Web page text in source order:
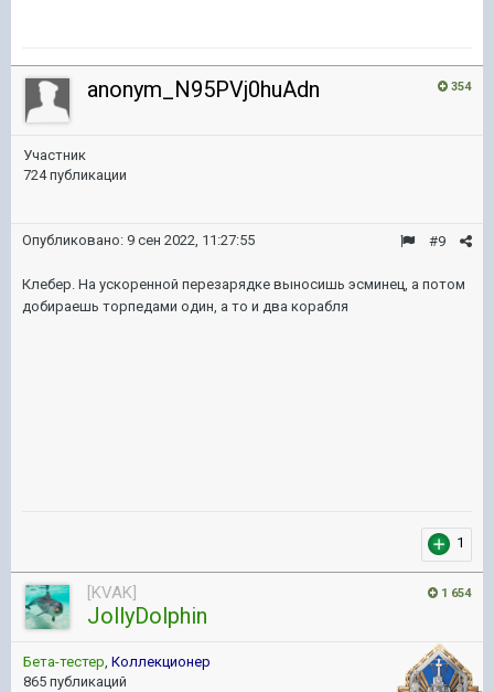
354
anonym_N95PVj0huAdn
Участник
724 публикации
#9
Опубликовано: 9 сен 2022, 11:27:55
Клебер. На ускоренной перезарядке выносишь эсминец, а потом
добираешь торпедами один, а то и два корабля
1
1 654
[KVAK]
JollyDolphin
Бета-тестер, Коллекционер
865 публикаций